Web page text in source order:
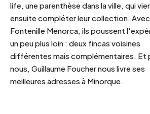
life, une parenthèse dans la ville, qui
ensuite compléter leur collection. Avec
Fontenille Menorca, ils poussent
un peu plus loin : deux fincas voisines
différentes mais complémentaires. Et
nous, Guillaume Foucher nous livre ses
meilleures adresses à Minorque.